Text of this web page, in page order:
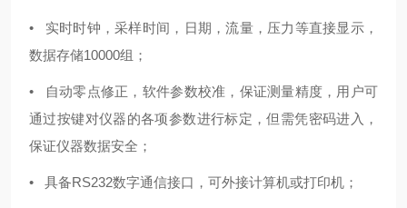
• 实时时钟，采样时间，日期，流量，压力等直接显示，
数据存储10000组；
• 自动零点修正，软件参数校准，保证测量精度，用户可
通过按键对仪器的各项参数进行标定，但需凭密码进入，
保证仪器数据安全；
• 具备RS232数字通信接口，可外接计算机或打印机；